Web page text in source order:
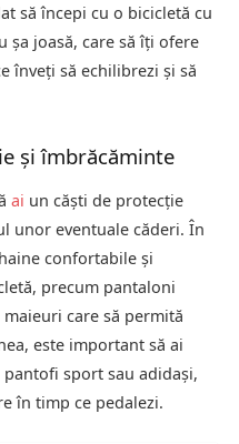
să începi cu o bicicletă cu
șa joasă, care să îți ofere
înveți să echilibrezi și să
și îmbrăcăminte
ai un căști de protecție
unor eventuale căderi. În
confortabile și
precum pantaloni
care să permită
este important să ai
pantofi sport sau adidași,
în timp ce pedalezi.